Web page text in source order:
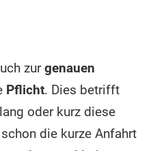
zurgenauen
Pflicht. Dies betrifft
oder kurz diese
die kurze Anfahrt